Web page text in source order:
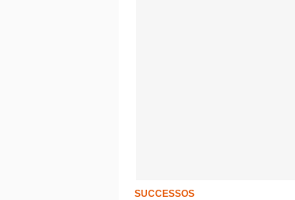
SUCCESSOS